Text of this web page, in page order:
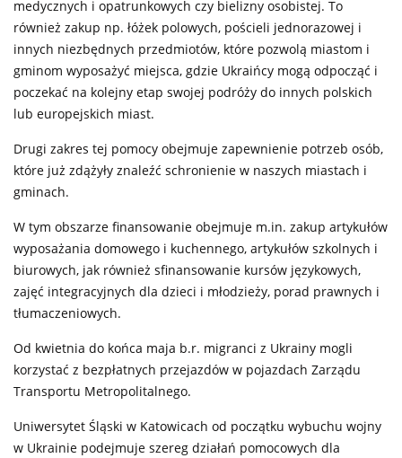
medycznych i opatrunkowych czy bielizny osobistej. To
również zakup np. łóżek polowych, pościeli jednorazowej i
innych niezbędnych przedmiotów, które pozwolą miastom i
gminom wyposażyć miejsca, gdzie Ukraińcy mogą odpocząć i
poczekać na kolejny etap swojej podróży do innych polskich
lub europejskich miast.
Drugi zakres tej pomocy obejmuje zapewnienie potrzeb osób,
które już zdążyły znaleźć schronienie w naszych miastach i
gminach.
W tym obszarze finansowanie obejmuje m.in. zakup artykułów
wyposażania domowego i kuchennego, artykułów szkolnych i
biurowych, jak również sfinansowanie kursów językowych,
zajęć integracyjnych dla dzieci i młodzieży, porad prawnych i
tłumaczeniowych.
Od kwietnia do końca maja b.r. migranci z Ukrainy mogli
korzystać z bezpłatnych przejazdów w pojazdach Zarządu
Transportu Metropolitalnego.
Uniwersytet Śląski w Katowicach od początku wybuchu wojny
w Ukrainie podejmuje szereg działań pomocowych dla